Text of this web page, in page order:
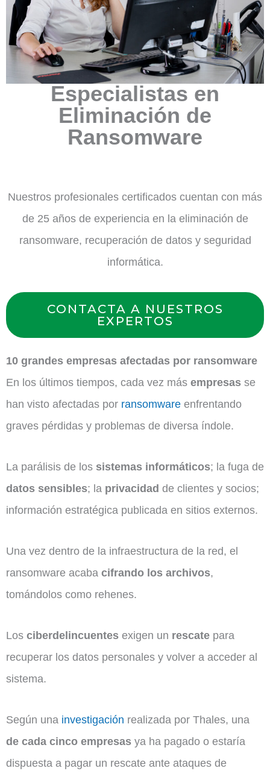
Especialistas en
Eliminación de
Ransomware
Nuestros profesionales certificados cuentan con más
de 25 años de experiencia en la eliminación de
ransomware, recuperación de datos y seguridad
informática.
CONTACTA A NUESTROS
EXPERTOS
10 grandes empresas afectadas por ransomware
En los últimos tiempos, cada vez más empresas se
han visto afectadas por ransomware enfrentando
graves pérdidas y problemas de diversa índole.
La parálisis de los sistemas informáticos; la fuga de
datos sensibles; la privacidad de clientes y socios;
información estratégica publicada en sitios externos.
Una vez dentro de la infraestructura de la red, el
ransomware acaba cifrando los archivos,
tomándolos como rehenes.
Los ciberdelincuentes exigen un rescate para
recuperar los datos personales y volver a acceder al
sistema.
Según una investigación realizada por Thales, una
de cada cinco empresas ya ha pagado o estaría
dispuesta a pagar un rescate ante ataques de